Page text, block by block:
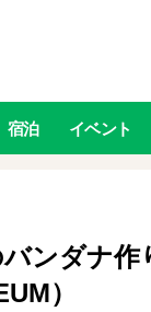
宿泊 イベント
ンダナ作
）